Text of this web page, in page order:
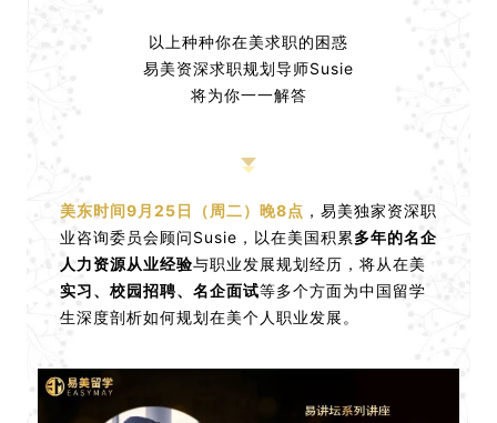
以上种种你在美求职的困惑
易美资深求职规划导师Susie
将为你一一解答
美东时间9月25日（周二）晚8点 ，易美独家资深职
业咨询委员会顾问Susie，以在美国积累多年的名企
人力资源从业经验与职业发展规划经历，将从在美
实习、校园招聘、名企面试等多个方面为中国留学
生深度剖析如何规划在美个人职业发展。